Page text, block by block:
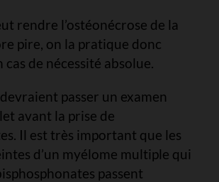
rendre l’ostéonécrose de la
pire, on la pratique donc
de nécessité absolue.
passer un examen
avant la prise de
Il est très important que les
d’un myélome multiple qui
passent